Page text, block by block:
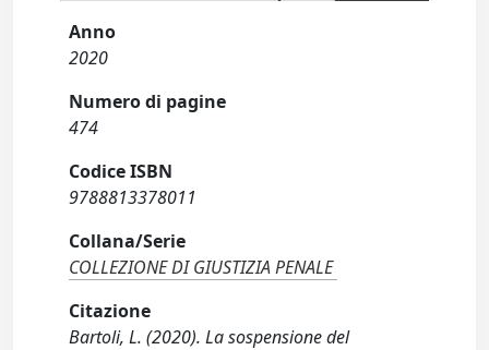
Anno
2020
Numero di pagine
474
Codice ISBN
9788813378011
Collana/Serie
COLLEZIONE DI GIUSTIZIA PENALE
Citazione
Bartoli, L. (2020). La sospensione del